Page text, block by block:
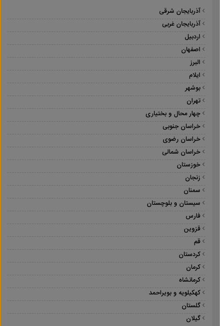
آذربایجان شرقی
آذربایجان غربی
اردبیل
اصفهان
البرز
ایلام
بوشهر
تهران
چهار محال و بختیاری
خراسان جنوبی
خراسان رضوی
خراسان شمالی
خوزستان
زنجان
سمنان
سیستان و بلوچستان
فارس
قزوین
قم
کردستان
کرمان
کرمانشاه
کهکیلویه و بویراحمد
گلستان
گیلان